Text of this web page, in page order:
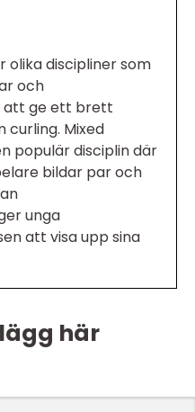
olika discipliner som
och
att ge ett brett
curling. Mixed
populär disciplin där
bildar par och
unga
att visa upp sina
här